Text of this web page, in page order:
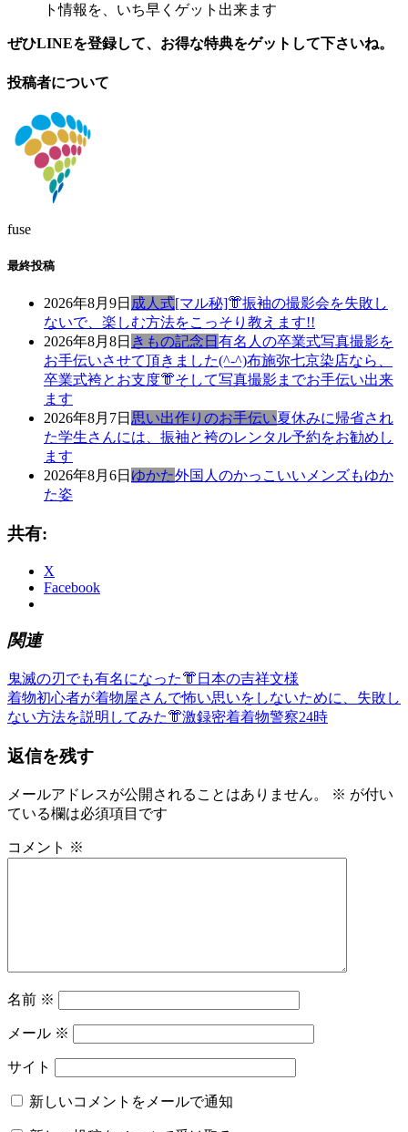
ト情報を、いち早くゲット出来ます
ぜひLINEを登録して、お得な特典をゲットして下さいね。
投稿者について
fuse
最終投稿
2026年8月9日 成人式[マル秘]👘振袖の撮影会を失敗し
ないで、楽しむ方法をこっそり教えます!!
2026年8月8日 きもの記念日 有名人の卒業式写真撮影を
お手伝いさせて頂きました(^-^)布施弥七京染店なら、
卒業式袴とお支度👘そして写真撮影までお手伝い出来
ます
2026年8月7日 思い出作りのお手伝い夏休みに帰省され
た学生さんには、振袖と袴のレンタル予約をお勧めし
ます
2026年8月6日 ゆかた外国人のかっこいいメンズもゆか
た姿
共有:
X
Facebook
関連
投
稿
ナ
ビ
ゲ
シ
前
の
記
鬼滅の刃でも有名になった👘日本の吉祥文様
次
の
事:
着物初心者が着物屋さんで怖い思いをしないために、失敗し
ない方法を説明してみた👘激録密着着物警察24時
返信を残す
メールアドレスが公開されることはありません。 ※ が付い
ている欄は必須項目です
コメント ※
名前 ※
メール ※
サイト
新しいコメントをメールで通知